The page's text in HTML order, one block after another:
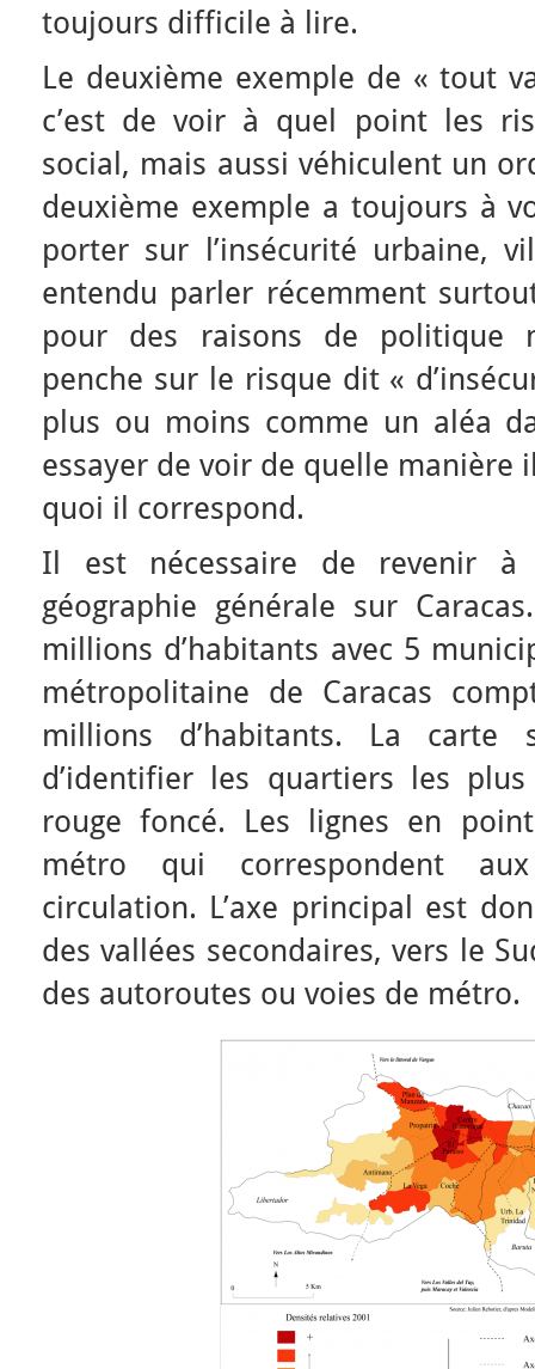
toujours difficile à lire.
Le deuxième exemple de « tout
c’est de voir à quel point les
social, mais aussi véhiculent un
deuxième exemple a toujours à
porter sur l’insécurité urbaine,
entendu parler récemment
pour des raisons de politique
penche sur le risque dit «
plus ou moins comme un aléa
essayer de voir de quelle manière
quoi il correspond.
Il est nécessaire de revenir à
géographie générale sur
millions d’habitants avec 5
métropolitaine de Caracas
millions d’habitants. La
d’identifier les quartiers les
rouge foncé. Les lignes en
métro qui correspondent
circulation. L’axe principal est
des vallées secondaires, vers le
des autoroutes ou voies de métro.